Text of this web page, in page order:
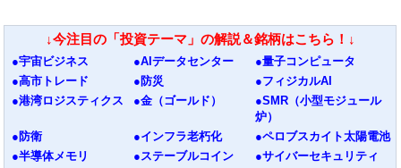
↓今注目の「投資テーマ」の解説＆銘柄はこちら！↓
●宇宙ビジネス ●AIデータセンター
●量子コンピュータ
●高市トレード
●防災
●フィジカルAI
●港湾ロジスティクス
●金（ゴールド）
●SMR（小型モジュール
炉）
●防衛
●インフラ老朽化
●ペロブスカイト太陽電池
●半導体メモリ
●ステーブルコイン ●サイバーセキュリティ